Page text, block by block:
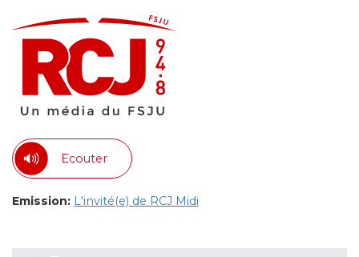
Ecouter
Emission: L'invité(e) de RCJ Midi